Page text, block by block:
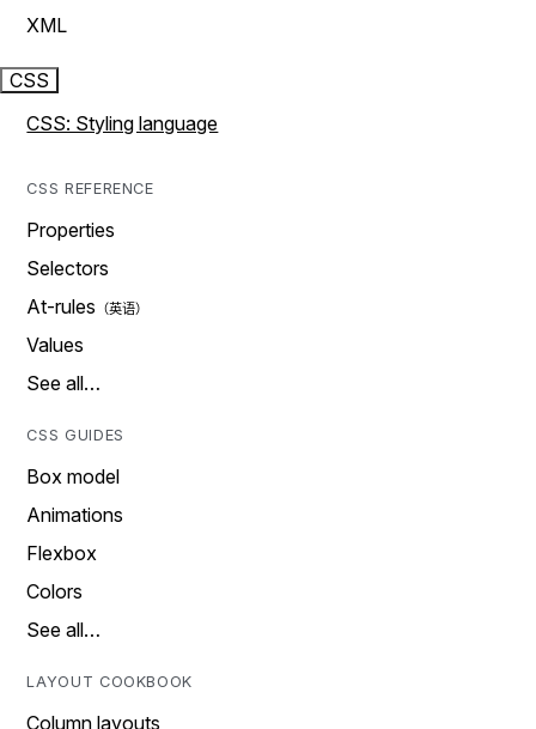
XML
CSS
CSS: Styling language
CSS REFERENCE
Properties
Selectors
At-rules
Values
See all…
CSS GUIDES
Box model
Animations
Flexbox
Colors
See all…
LAYOUT COOKBOOK
Column layouts